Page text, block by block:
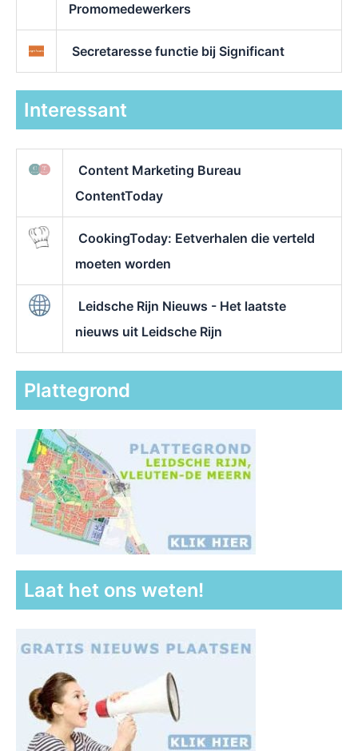
Promomedewerkers
Secretaresse functie bij Significant
Interessant
Content Marketing Bureau
ContentToday
CookingToday: Eetverhalen die verteld
moeten worden
Leidsche Rijn Nieuws - Het laatste
nieuws uit Leidsche Rijn
Plattegrond
Laat het ons weten!